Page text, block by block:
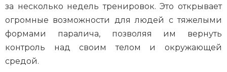
за несколько недель тренировок. Это открывает
огромные возможности для людей с тяжелыми
формами паралича, позволяя им вернуть
контроль над своим телом и окружающей
средой.